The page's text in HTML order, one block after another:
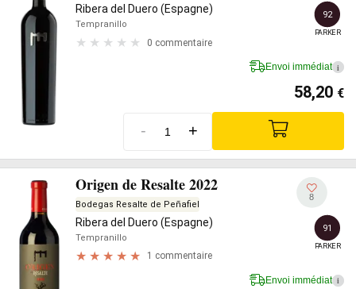
Ribera del Duero (Espagne)
Tempranillo
0 commentaire
92
PARKER
Envoi immédiat i
58,20 €
- +
Origen de Resalte 2022
Bodegas Resalte de Peñafiel
Ribera del Duero (Espagne)
Tempranillo
1 commentaire
8
91
PARKER
Envoi immédiat i